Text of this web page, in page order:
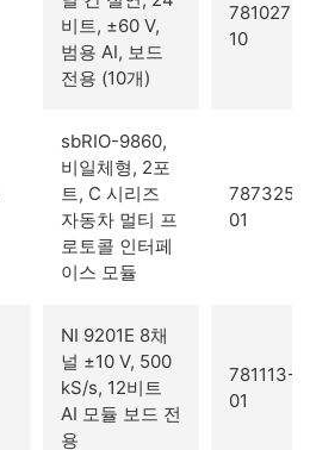
비트, ±60 V,
범용 AI, 보드
전용 (10개)
781027-
10
sbRIO-9860,
비일체형, 2포
트, C 시리즈
자동차 멀티 프
로토콜 인터페
이스 모듈
787325-
01
NI 9201E 8채
널 ±10 V, 500
kS/s, 12비트
AI 모듈 보드 전
용
781113-
01